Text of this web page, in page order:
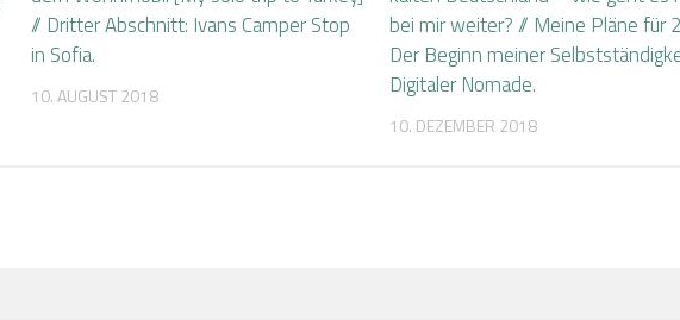
// Dritter Abschnitt: Ivans Camper Stop
in Sofia.
10. AUGUST 2018
bei mir weiter? // Meine Pläne für
Der Beginn meiner
Digitaler Nomade.
10. DEZEMBER 2018